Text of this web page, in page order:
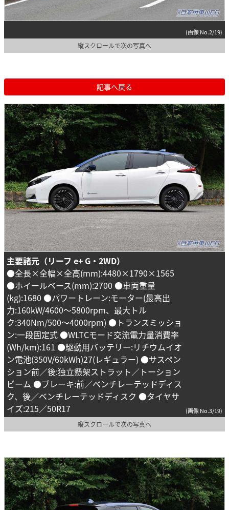
(画像 No.2/19)
縦スクロールで次の写真へ
記事へ戻る
主要諸元（リーフ e+ G・2WD）
●全長×全幅×全高(mm):4480×1790×1565
●ホイールベース(mm):2700 ●車両重量
(kg):1680 ●パワートレーン:モーター(最高出
力:160kW/4600～5800rpm、最大トル
ク:340Nm/500～4000rpm) ●トランスミッショ
ン:一段固定式 ●WLTCモード交流電力量消費率
(Wh/km):161 ●駆動用バッテリー:リチウムイオ
ン電池(350V/60kWh)27(レギュラー) ●サスペン
ション前／後:独立懸架ストラット／トーション
ビーム ●ブレーキ:前／ベンチレーテッドディス
ク、後／ベンチレーテッドディスク ●タイヤサ
イズ:215／50R17
(画像 No.3/19)
縦スクロールで次の写真へ